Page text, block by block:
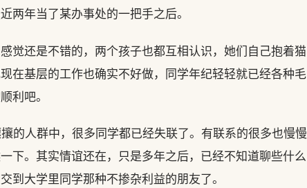
两年当了某办事处的一把手之后。
觉还是不错的，两个孩子也都互相认识，她们自己抱着猫
在基层的工作也确实不好做，同学年纪轻轻就已经各种毛
利吧。
的人群中，很多同学都已经失联了。有联系的很多也慢慢
下。其实情谊还在，只是多年之后，已经不知道聊些什么
到大学里同学那种不掺杂利益的朋友了。